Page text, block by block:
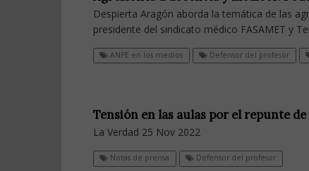
Despierta Aragón aborda la temática de las
presidente del sindicato médico FASAMET y
ANPE en los medios Defensor del profesor
Tensión en las aulas por el repunte
La Verdad 25 Nov 2022
Notas de prensa Defensor del profesor